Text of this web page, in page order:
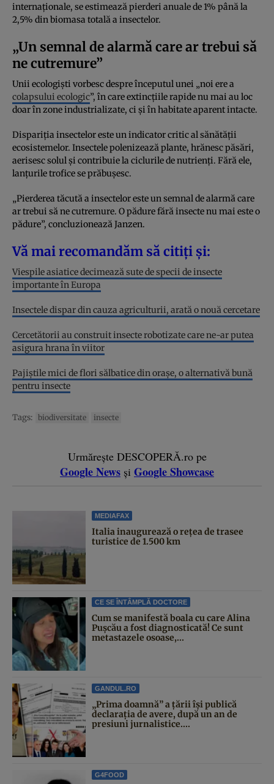
internaționale, se estimează pierderi anuale de 1% până la
2,5% din biomasa totală a insectelor.
„Un semnal de alarmă care ar trebui să
ne cutremure”
Unii ecologiști vorbesc despre începutul unei „noi ere a
colapsului ecologic”, în care extincțiile rapide nu mai au loc
doar în zone industrializate, ci și în habitate aparent intacte.
Dispariția insectelor este un indicator critic al sănătății
ecosistemelor. Insectele polenizează plante, hrănesc păsări,
aerisesc solul și contribuie la ciclurile de nutrienți. Fără ele,
lanțurile trofice se prăbușesc.
„Pierderea tăcută a insectelor este un semnal de alarmă care
ar trebui să ne cutremure. O pădure fără insecte nu mai este o
pădure”, concluzionează Janzen.
Vă mai recomandăm să citiți și:
Viespile asiatice decimează sute de specii de insecte
importante în Europa
Insectele dispar din cauza agriculturii, arată o nouă cercetare
Cercetătorii au construit insecte robotizate care ne-ar putea
asigura hrana în viitor
Pajiștile mici de flori sălbatice din orașe, o alternativă bună
pentru insecte
Tags: biodiversitate insecte
Urmărește DESCOPERĂ.ro pe
Google News și Google Showcase
MEDIAFAX
Italia inaugurează o rețea de trasee
turistice de 1.500 km
CE SE ÎNTÂMPLĂ DOCTORE
Cum se manifestă boala cu care Alina
Pușcău a fost diagnosticată! Ce sunt
metastazele osoase,...
GANDUL.RO
„Prima doamnă” a țării își publică
declarația de avere, după un an de
presiuni jurnalistice....
G4FOOD